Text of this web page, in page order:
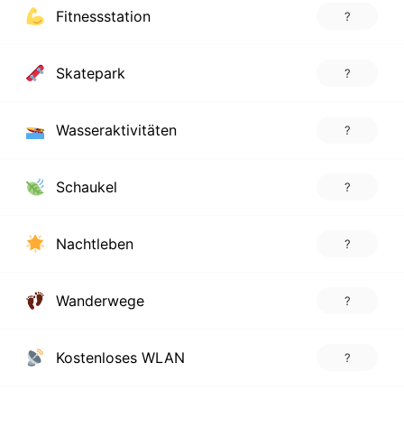
Fitnessstation ?
Skatepark ?
Wasseraktivitäten ?
Schaukel ?
Nachtleben ?
Wanderwege ?
Kostenloses WLAN ?